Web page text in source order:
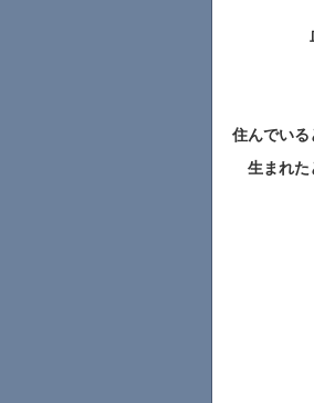
住んでいる
生まれた